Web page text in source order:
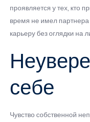
проявляется у тех, кто
время не имел
карьеру без оглядки на
себе
Чувство собственной